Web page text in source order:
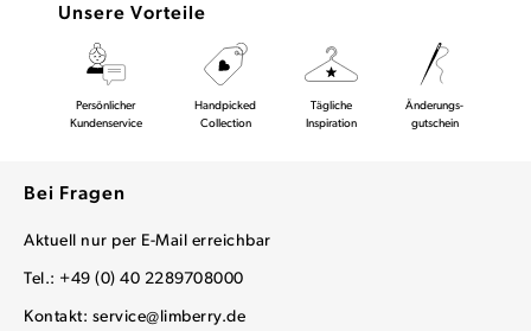
Unsere Vorteile
Persönlicher
Kundenservice
Handpicked
Collection
Tägliche
Inspiration
Änderungs-
gutschein
Bei Fragen
Aktuell nur per E-Mail erreichbar
Tel.: +49 (0) 40 2289708000
Kontakt: service@limberry.de